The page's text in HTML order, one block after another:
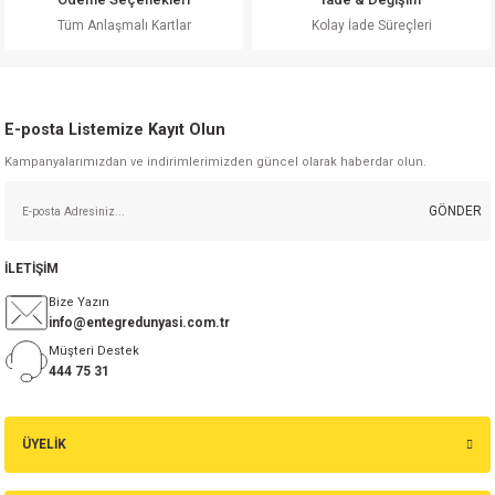
Tüm Anlaşmalı Kartlar Kolay İade Süreçleri
E-posta Listemize Kayıt Olun
Kampanyalarımızdan ve indirimlerimizden güncel olarak haberdar olun.
GÖNDER
ÜYELİK
İLETİŞİM
Bize Yazın
info@entegredunyasi.com.tr
Müşteri Destek
444 75 31